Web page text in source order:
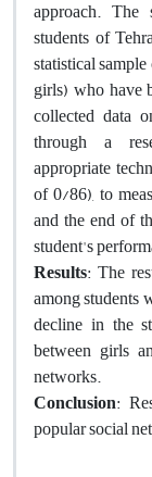
approach.
students of
statistical
girls) who have
collected data
through a
appropriate
of 0/86), to
and the end of
student's
Results: The
among students
decline in the
between girls
networks.
Conclusion:
popular social